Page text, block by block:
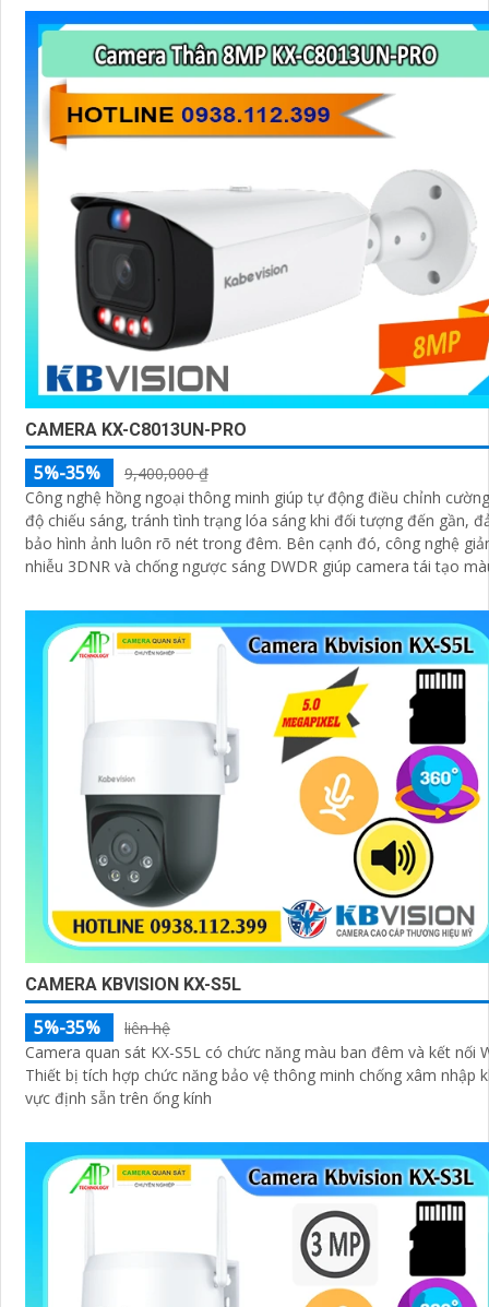
ánh sáng phức tạp như ngược sáng hoặc chói nắng
CAMERA KX-C8013UN-PRO
5%-35%
9,400,000 ₫
Công nghệ hồng ngoại thông minh giúp tự động điều chỉnh cường
độ chiếu sáng, tránh tình trạng lóa sáng khi đối tượng đến gần,
bảo hình ảnh luôn rõ nét trong đêm. Bên cạnh đó, công nghệ giảm
nhiễu 3DNR và chống ngược sáng DWDR giúp camera tái tạo
ngược sáng mạnh hay thiếu sáng
CAMERA KBVISION KX-S5L
5%-35%
liên hệ
Camera quan sát KX-S5L có chức năng màu ban đêm và kết nối
Thiết bị tích hợp chức năng bảo vệ thông minh chống xâm nhập
vực định sẵn trên ống kính